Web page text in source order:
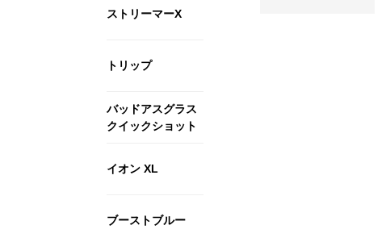
ストリーマーX
トリップ
バッドアスグラス
クイックショット
イオン XL
ブーストブルー